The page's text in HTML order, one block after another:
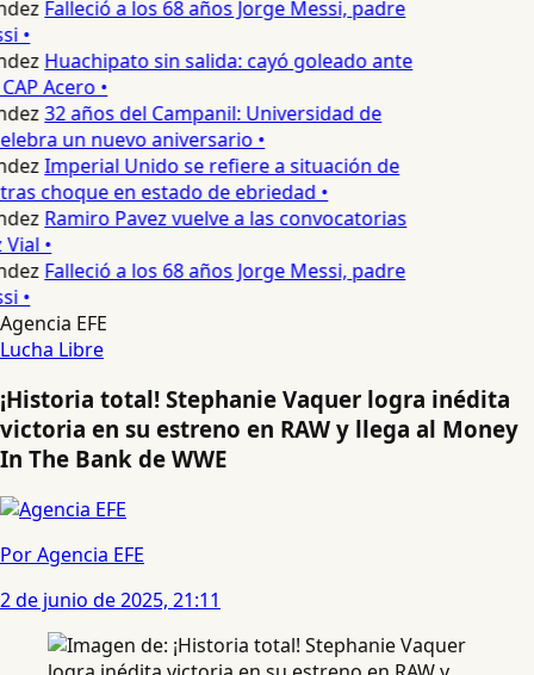
Falleció a los 68 años Jorge Messi, padre
•
Huachipato sin salida: cayó goleado ante
Acero •
32 años del Campanil: Universidad de
un nuevo aniversario •
Imperial Unido se refiere a situación de
choque en estado de ebriedad •
Ramiro Pavez vuelve a las convocatorias
•
Falleció a los 68 años Jorge Messi, padre
•
Agencia EFE
Lucha Libre
¡Historia total! Stephanie Vaquer logra inédita
victoria en su estreno en RAW y llega al Money
In The Bank de WWE
Por Agencia EFE
2 de junio de 2025, 21:11